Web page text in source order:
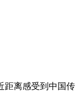
距离感受到中国传